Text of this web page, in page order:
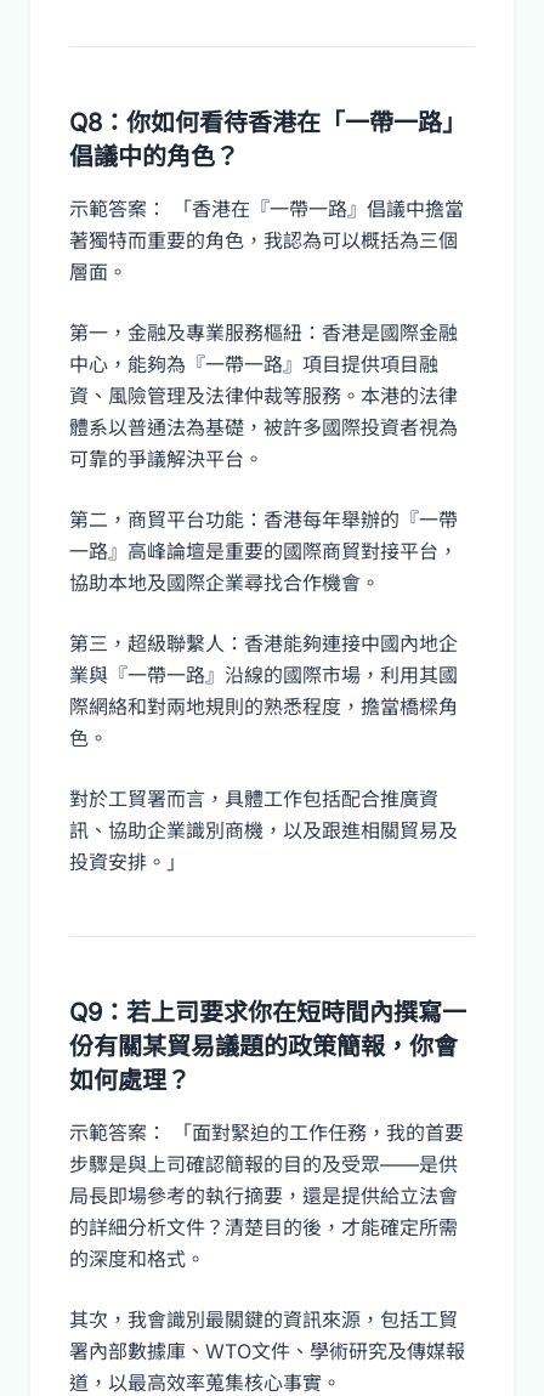
Q8：你如何看待香港在「一帶一路」
倡議中的角色？
示範答案： 「香港在『一帶一路』倡議中擔當
著獨特而重要的角色，我認為可以概括為三個
層面。
第一，金融及專業服務樞紐：香港是國際金融
中心，能夠為『一帶一路』項目提供項目融
資、風險管理及法律仲裁等服務。本港的法律
體系以普通法為基礎，被許多國際投資者視為
可靠的爭議解決平台。
第二，商貿平台功能：香港每年舉辦的『一帶
一路』高峰論壇是重要的國際商貿對接平台，
協助本地及國際企業尋找合作機會。
第三，超級聯繫人：香港能夠連接中國內地企
業與『一帶一路』沿線的國際市場，利用其國
際網絡和對兩地規則的熟悉程度，擔當橋樑角
色。
對於工貿署而言，具體工作包括配合推廣資
訊、協助企業識別商機，以及跟進相關貿易及
投資安排。」
Q9：若上司要求你在短時間內撰寫一
份有關某貿易議題的政策簡報，你會
如何處理？
示範答案： 「面對緊迫的工作任務，我的首要
步驟是與上司確認簡報的目的及受眾——是供
局長即場參考的執行摘要，還是提供給立法會
的詳細分析文件？清楚目的後，才能確定所需
的深度和格式。
其次，我會識別最關鍵的資訊來源，包括工貿
署內部數據庫、WTO文件、學術研究及傳媒報
道，以最高效率蒐集核心事實。